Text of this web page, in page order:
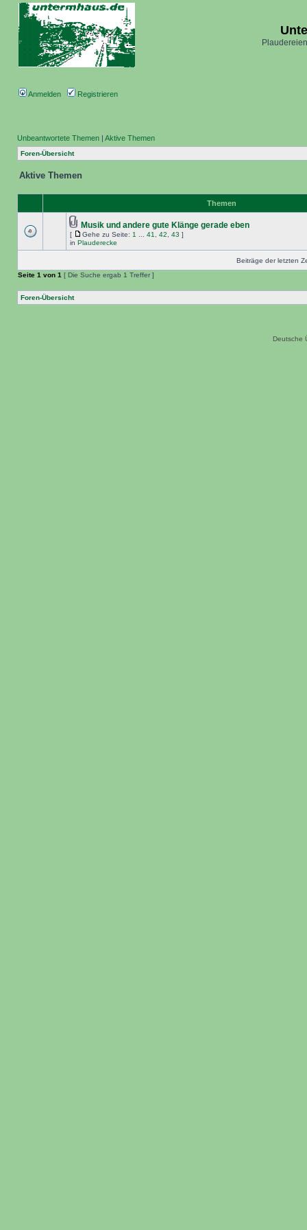
Anmelden Registrieren
Unbeantwortete Themen | Aktive Themen
Foren-Übersicht
Aktive Themen
Themen
Musik und andere gute Klänge gerade eben
[ Gehe zu Seite: 1 41 42 43 ]
in Plauderecke
Beiträge der letzten
Seite 1 von 1 [ Die Suche ergab 1 Treffer ]
Foren-Übersicht
Deutsche